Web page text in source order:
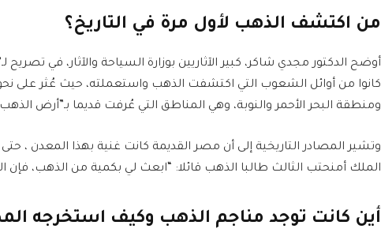
من اكتشف الذهب لأول مرة في التاريخ؟
أوضح الدكتور مجدي شاكر، كبير الآثاريين بوزارة السياحة والآثار، في
ومنطقة البحر الأحمر والنوبة، وهي المناطق التي عُرفت قديما بـ”أرض
وتشير المصادر التاريخية إلى أن مصر القديمة كانت غنية بهذا المعدن ،
الملك أمنحتب الثالث طالبا الذهب قائلا: “ابعث لي بكمية من الذهب، فإن
أين كانت توجد مناجم الذهب وكيف استخرجه